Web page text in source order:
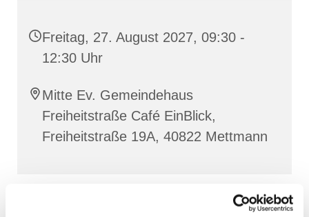
Freitag, 27. August 2027, 09:30 -
12:30 Uhr
Mitte Ev. Gemeindehaus
Freiheitstraße Café EinBlick,
Freiheitstraße 19A, 40822 Mettmann